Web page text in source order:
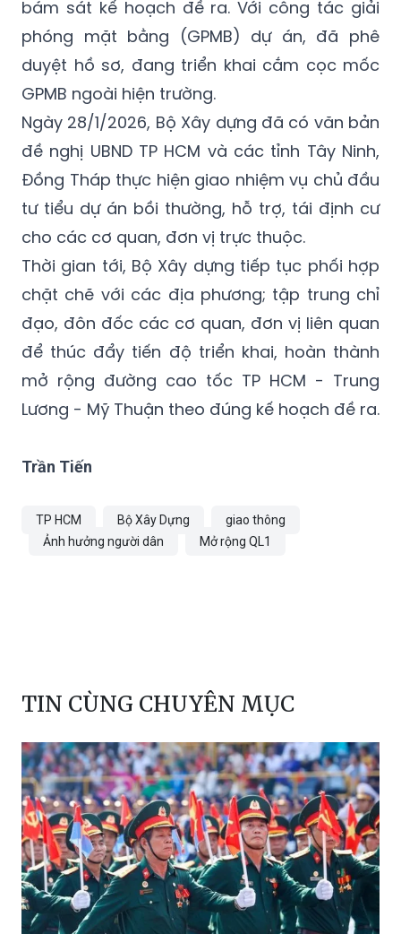
định và đã khởi công dự án vào 19/12/2025.
Hiện tiến độ triển khai dự án cơ bản đang
bám sát kế hoạch đề ra. Với công tác giải
phóng mặt bằng (GPMB) dự án, đã phê
duyệt hồ sơ, đang triển khai cắm cọc mốc
GPMB ngoài hiện trường.
Ngày 28/1/2026, Bộ Xây dựng đã có văn bản
đề nghị UBND TP HCM và các tỉnh Tây Ninh,
Đồng Tháp thực hiện giao nhiệm vụ chủ đầu
tư tiểu dự án bồi thường, hỗ trợ, tái định cư
cho các cơ quan, đơn vị trực thuộc.
Thời gian tới, Bộ Xây dựng tiếp tục phối hợp
chặt chẽ với các địa phương; tập trung chỉ
đạo, đôn đốc các cơ quan, đơn vị liên quan
để thúc đẩy tiến độ triển khai, hoàn thành
Lương - Mỹ Thuận theo đúng kế hoạch đề ra.
Trần Tiến
TIN CÙNG CHUYÊN MỤC